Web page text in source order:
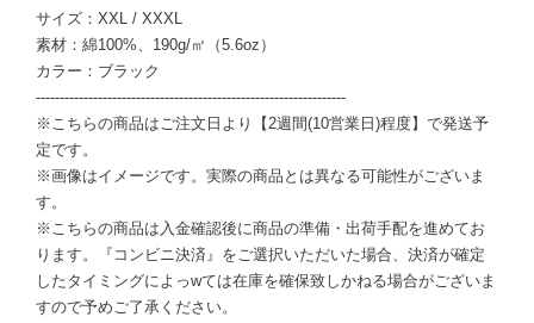
サイズ：XXL / XXXL
素材：綿100%、190g/㎡（5.6oz）
カラー：ブラック
-----------------------------------------------------------------
※こちらの商品はご注文日より【2週間(10営業日)程度】で発送予
定です。
※画像はイメージです。実際の商品とは異なる可能性がございま
す。
※こちらの商品は入金確認後に商品の準備・出荷手配を進めてお
ります。『コンビニ決済』をご選択いただいた場合、決済が確定
したタイミングによっwては在庫を確保致しかねる場合がございま
すので予めご了承ください。